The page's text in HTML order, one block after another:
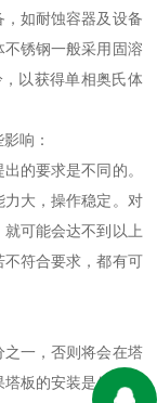
如耐蚀容器及设备
锈钢一般采用固溶
以获得单相奥氏体
响：
的要求是不同的。
大，操作稳定。对
可能会达不到以上
不符合要求，都有可
一，否则将会在塔
板的安装是先分节